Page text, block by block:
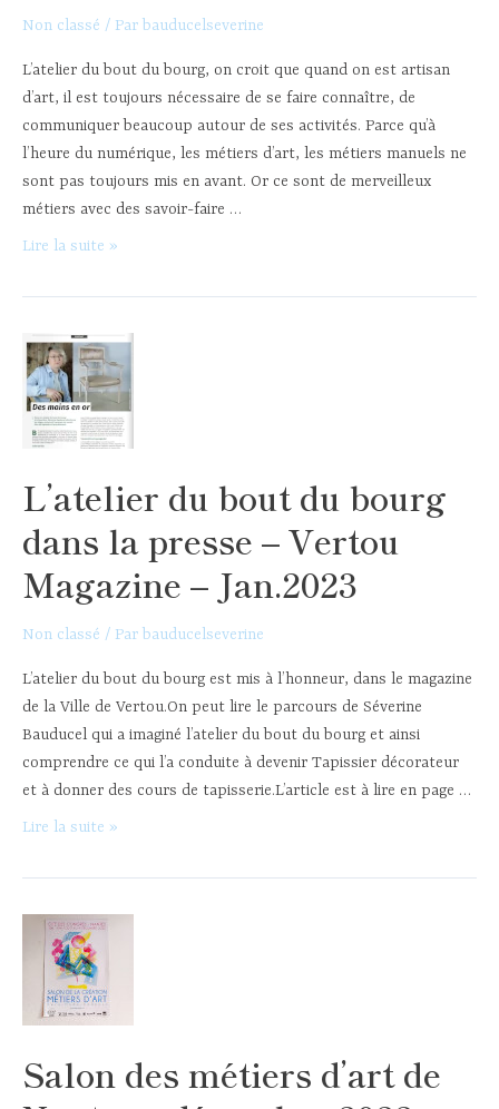
Non classé / Par bauducelseverine
L’atelier du bout du bourg, on croit que quand on est artisan
d’art, il est toujours nécessaire de se faire connaître, de
communiquer beaucoup autour de ses activités. Parce qu’à
l’heure du numérique, les métiers d’art, les métiers manuels ne
sont pas toujours mis en avant. Or ce sont de merveilleux
métiers avec des savoir-faire …
Portes
d’artisans
dans
le
vignoble
de
2023
Lire la suite »
L’atelier du bout du bourg
dans la presse – Vertou
Magazine – Jan.2023
Non classé / Par bauducelseverine
L’atelier du bout du bourg est mis à l’honneur, dans le magazine
de la Ville de Vertou.On peut lire le parcours de Séverine
Bauducel qui a imaginé l’atelier du bout du bourg et ainsi
comprendre ce qui l’a conduite à devenir Tapissier décorateur
et à donner des cours de tapisserie.L’article est à lire en page …
L’atelier
bout
bourg
dans
presse
Vertou
Magazine
Lire la suite »
Salon des métiers d’art de